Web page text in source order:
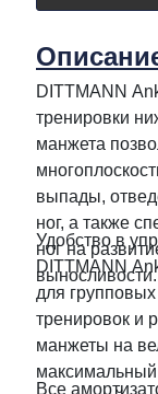
DITTMANN
тренировки
манжета
выпады,
ног, а также
ног на
выносливости.
Удобство в
DITTMANN
для
тренировок и
манжеты на
Все